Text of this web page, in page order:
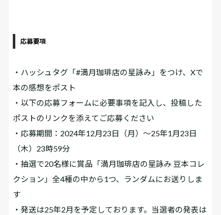
応募要項
・ハッシュタグ「#満月珈琲店の星詠み」をつけ、Xで
本の感想をポスト
・以下の応募フォームに必要事項を記入し、投稿した
ポストのリンクを添えてご応募ください
・応募期間：2024年12月23日（月）～25年1月23日
（木）23時59分
・抽選で20名様に賞品「満月珈琲店の星詠み 豆本コレ
クション」全4種の中から1つ、ランダムにお送りしま
す
・発送は25年2月を予定しております。当選者の発表は